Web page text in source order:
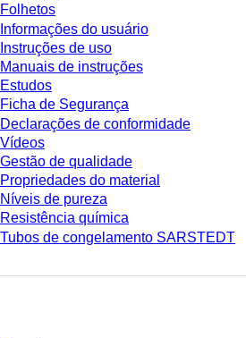
Folhetos
Informações do usuário
Instruções de uso
Manuais de instruções
Estudos
Ficha de Segurança
Declarações de conformidade
Vídeos
Gestão de qualidade
Propriedades do material
Níveis de pureza
Resistência química
Tubos de congelamento SARSTEDT